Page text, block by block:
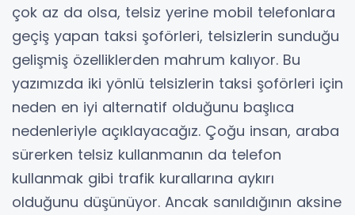
çok az da olsa, telsiz yerine mobil telefonlara
geçiş yapan taksi şoförleri, telsizlerin sunduğu
gelişmiş özelliklerden mahrum kalıyor. Bu
yazımızda iki yönlü telsizlerin taksi şoförleri için
neden en iyi alternatif olduğunu başlıca
nedenleriyle açıklayacağız. Çoğu insan, araba
sürerken telsiz kullanmanın da telefon
kullanmak gibi trafik kurallarına aykırı
olduğunu düşünüyor. Ancak sanıldığının aksine